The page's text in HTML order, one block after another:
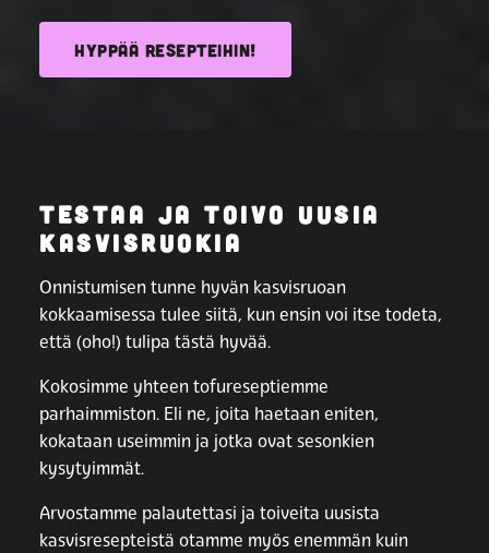
HYPPÄÄ RESEPTEIHIN!
TESTAA JA TOIVO UUSIA
KASVISRUOKIA
Onnistumisen tunne hyvän kasvisruoan
kokkaamisessa tulee siitä, kun ensin voi itse todeta,
että (oho!) tulipa tästä hyvää.
Kokosimme yhteen tofureseptiemme
parhaimmiston. Eli ne, joita haetaan eniten,
kokataan useimmin ja jotka ovat sesonkien
kysytyimmät.
Arvostamme palautettasi ja toiveita uusista
kasvisresepteistä otamme myös enemmän kuin